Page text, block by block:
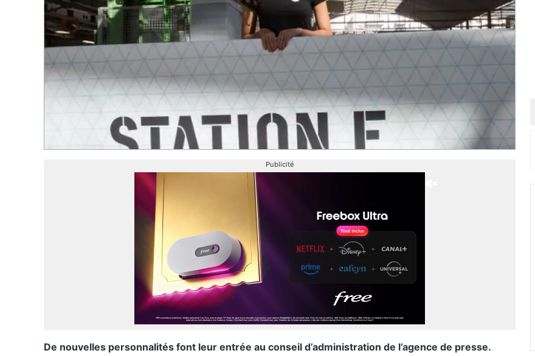
Publicité
De nouvelles personnalités font leur entrée au conseil d’administration de l’agence de presse.